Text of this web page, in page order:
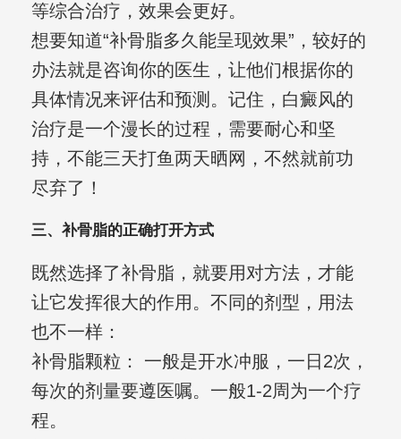
等综合治疗，效果会更好。
想要知道“补骨脂多久能呈现效果”，较好的
办法就是咨询你的医生，让他们根据你的
具体情况来评估和预测。记住，白癜风的
治疗是一个漫长的过程，需要耐心和坚
持，不能三天打鱼两天晒网，不然就前功
尽弃了！
三、补骨脂的正确打开方式
既然选择了补骨脂，就要用对方法，才能
让它发挥很大的作用。不同的剂型，用法
也不一样：
补骨脂颗粒： 一般是开水冲服，一日2次，
每次的剂量要遵医嘱。一般1-2周为一个疗
程。